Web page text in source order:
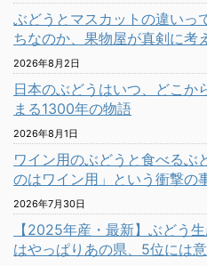
ぶどうとマスカットの違いっ
ちなのか、果物屋が真剣に考
2026年8月2日
日本のぶどうはいつ、どこか
まる1300年の物語
2026年8月1日
ワイン用のぶどうと食べるぶ
のはワイン用」という衝撃の
2026年7月30日
【2025年産・最新】ぶどう
はやっぱりあの県、5位には意